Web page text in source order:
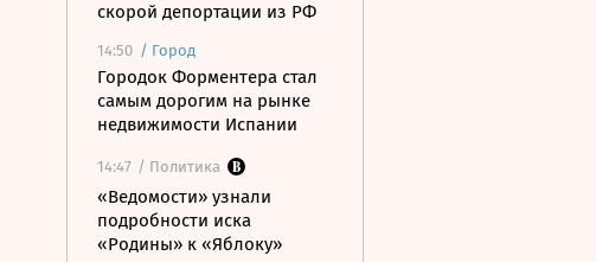
скорой депортации из РФ
14:50 / Город
Городок Форментера стал
самым дорогим на рынке
недвижимости Испании
14:47 / Политика
«Ведомости» узнали
подробности иска
«Родины» к «Яблоку»